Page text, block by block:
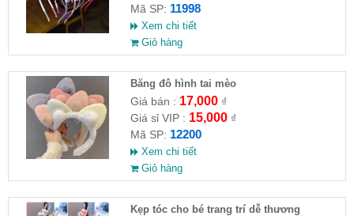
Mã SP: 11998
Xem chi tiết
Giỏ hàng
Băng đô hình tai mèo
Giá bán : 17,000₫
Giá sỉ VIP : 15,000₫
Mã SP: 12200
Xem chi tiết
Giỏ hàng
Kẹp tóc cho bé trang trí dễ thương